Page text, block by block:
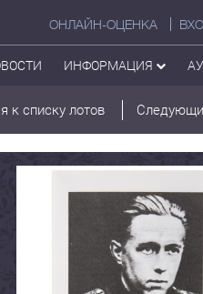
ОНЛАЙН-ОЦЕНКА
ИНФОРМАЦИЯ
к списку лотов